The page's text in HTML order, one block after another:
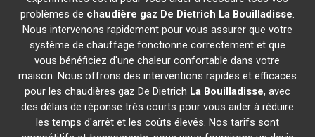
problèmes de chaudière gaz De Dietrich La Bouilladisse.
Nous intervenons rapidement pour vous assurer que votre
système de chauffage fonctionne correctement et que
vous bénéficiez d'une chaleur confortable dans votre
maison. Nous offrons des interventions rapides et efficaces
pour les chaudières gaz De Dietrich La Bouilladisse, avec
des délais de réponse très courts pour vous aider à réduire
les temps d'arrêt et les coûts élevés. Nos tarifs sont